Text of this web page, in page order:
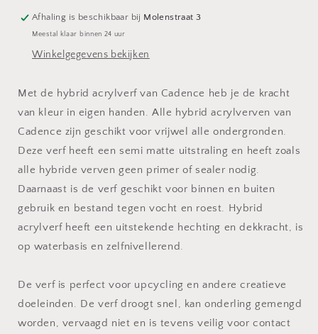
Afhaling is beschikbaar bij Molenstraat 3
Meestal klaar binnen 24 uur
Winkelgegevens bekijken
Met de hybrid acrylverf van Cadence heb je de kracht
van kleur in eigen handen. Alle hybrid acrylverven van
Cadence zijn geschikt voor vrijwel alle ondergronden.
Deze verf heeft een semi matte uitstraling en heeft zoals
alle hybride verven geen primer of sealer nodig.
Daarnaast is de verf geschikt voor binnen en buiten
gebruik en bestand tegen vocht en roest. Hybrid
acrylverf heeft een uitstekende hechting en dekkracht, is
op waterbasis en zelfnivellerend.
De verf is perfect voor upcycling en andere creatieve
doeleinden. De verf droogt snel, kan onderling gemengd
worden, vervaagd niet en is tevens veilig voor contact